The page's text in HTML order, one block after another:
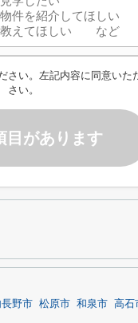
さい。左記内容に同意い
さい。
目があります
野市 松原市 和泉市 高石